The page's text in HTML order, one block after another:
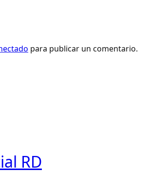
para publicar un comentario.
RD